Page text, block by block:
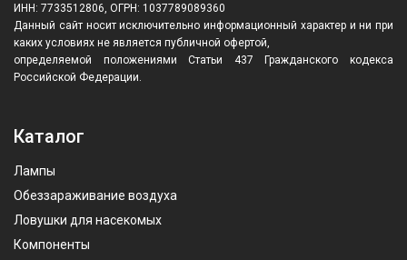
ИНН: 7733512806, ОГРН: 1037789089360
Данный сайт носит исключительно информационный характер и ни при
каких условиях не является публичной офертой,
определяемой положениями Статьи 437 Гражданского кодекса
Российской Федерации.
Каталог
Лампы
Обеззараживание воздуха
Ловушки для насекомых
Компоненты